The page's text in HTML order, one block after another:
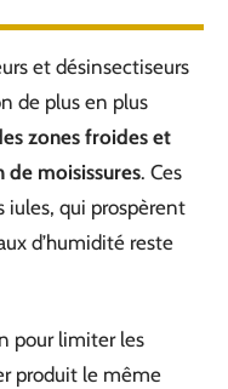
et désinsectiseurs
de plus en plus
zones froides et
de moisissures. Ces
qui prospèrent
d’humidité reste
pour limiter les
produit le même